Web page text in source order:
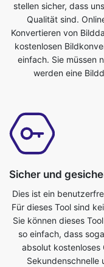
einfach. Sie müssen
werden eine
Sicher und
Dies ist ein
Für dieses Tool sind
so einfach, dass
absolut kostenloses
Sekundenschnelle
Originaldatei
Datei im jpeg -
oder PC hat, kann